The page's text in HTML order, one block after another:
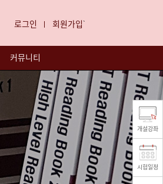
`
로그인 회원가입
커뮤니티
개설강좌
시험일정